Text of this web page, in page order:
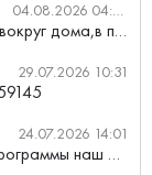
04.08.2026 04:46
Почему всю зелень косят под ноль вокруг дома,в полисадниках....
29.07.2026 10:31
24.07.2026 14:01
что со стоянками во дворе после программы наш двор